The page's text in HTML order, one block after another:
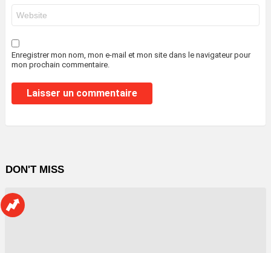
web
Enregistrer mon nom, mon e-mail et mon site dans le navigateur pour
mon prochain commentaire.
DON'T MISS